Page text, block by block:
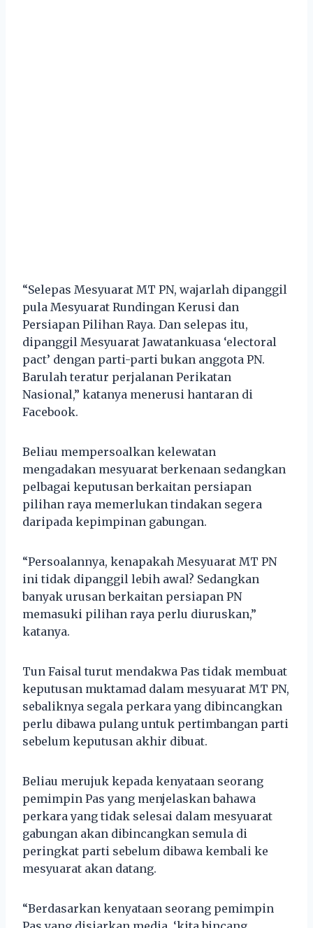
“Selepas Mesyuarat MT PN, wajarlah dipanggil
pula Mesyuarat Rundingan Kerusi dan
Persiapan Pilihan Raya. Dan selepas itu,
dipanggil Mesyuarat Jawatankuasa ‘electoral
pact’ dengan parti-parti bukan anggota PN.
Barulah teratur perjalanan Perikatan
Nasional,” katanya menerusi hantaran di
Facebook.
Beliau mempersoalkan kelewatan
mengadakan mesyuarat berkenaan sedangkan
pelbagai keputusan berkaitan persiapan
pilihan raya memerlukan tindakan segera
daripada kepimpinan gabungan.
“Persoalannya, kenapakah Mesyuarat MT PN
ini tidak dipanggil lebih awal? Sedangkan
banyak urusan berkaitan persiapan PN
memasuki pilihan raya perlu diuruskan,”
katanya.
Tun Faisal turut mendakwa Pas tidak membuat
keputusan muktamad dalam mesyuarat MT PN,
sebaliknya segala perkara yang dibincangkan
perlu dibawa pulang untuk pertimbangan parti
sebelum keputusan akhir dibuat.
Beliau merujuk kepada kenyataan seorang
pemimpin Pas yang menjelaskan bahawa
perkara yang tidak selesai dalam mesyuarat
gabungan akan dibincangkan semula di
peringkat parti sebelum dibawa kembali ke
mesyuarat akan datang.
“Berdasarkan kenyataan seorang pemimpin